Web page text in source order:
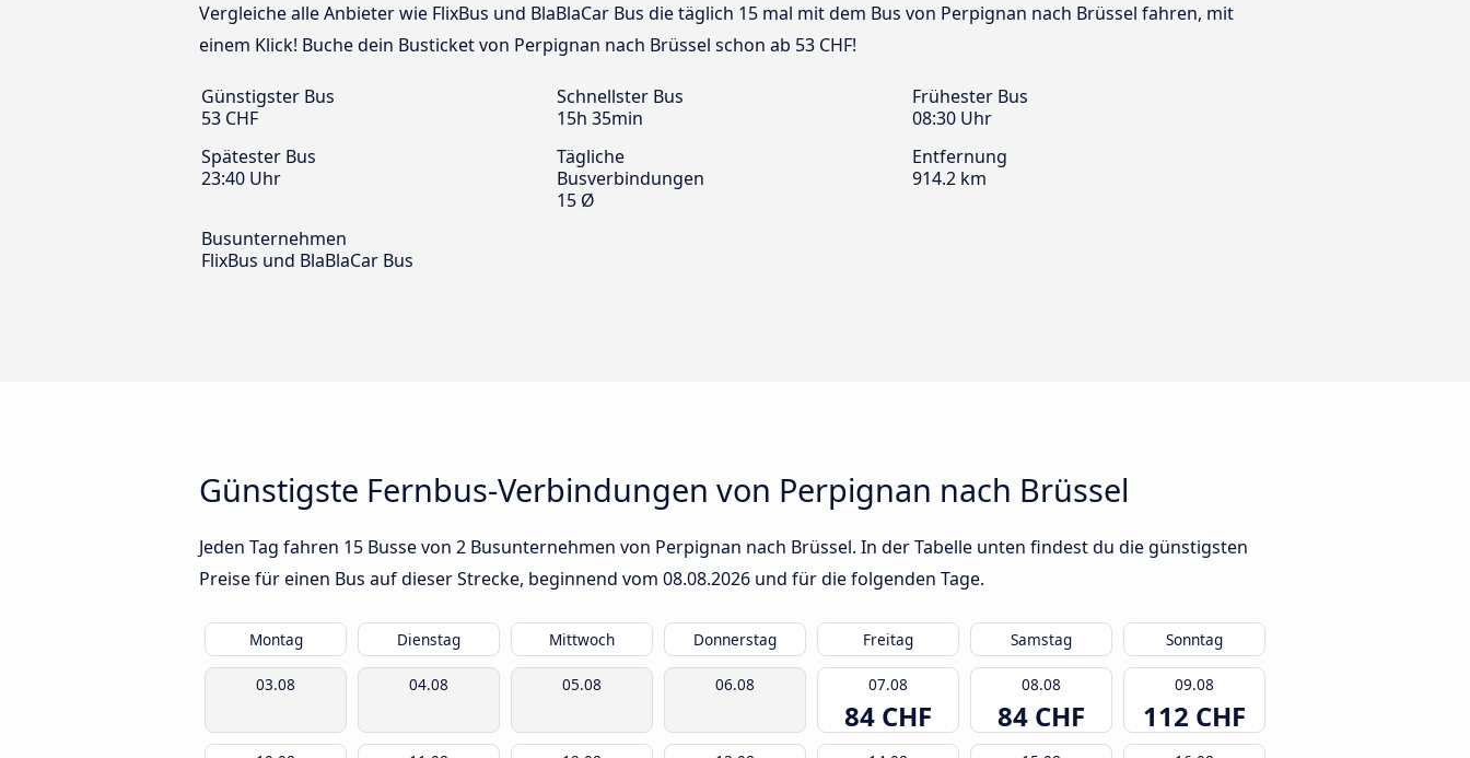
Vergleiche alle Anbieter wie FlixBus und BlaBlaCar Bus die täglich 15 mal mit dem Bus von Perpignan nach Brüssel fahren, mit
einem Klick! Buche dein Busticket von Perpignan nach Brüssel schon ab 53 CHF!
Günstigster Bus
53 CHF
Schnellster Bus
15h 35min
Frühester Bus
08:30 Uhr
Spätester Bus
23:40 Uhr
Tägliche
Busverbindungen
15 Ø
Entfernung
914.2 km
Busunternehmen
FlixBus und BlaBlaCar Bus
Günstigste Fernbus-Verbindungen von Perpignan nach Brüssel
Jeden Tag fahren 15 Busse von 2 Busunternehmen von Perpignan nach Brüssel. In der Tabelle unten findest du die günstigsten
Preise für einen Bus auf dieser Strecke, beginnend vom 08.08.2026 und für die folgenden Tage.
Montag Dienstag Mittwoch Donnerstag Freitag Samstag Sonntag
03.08 04.08 05.08 06.08 07.08
84 CHF
08.08
84 CHF
09.08
112 CHF